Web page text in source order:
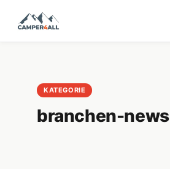
KATEGORIE
branchen-news